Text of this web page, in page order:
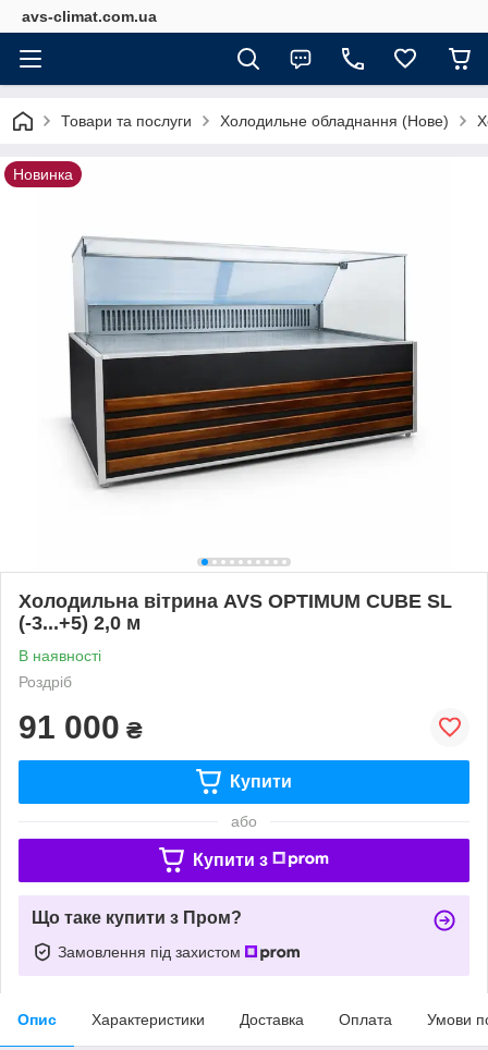
avs-climat.com.ua
Товари та послуги Холодильне обладнання (Нове)
Новинка
Холодильна вітрина AVS OPTIMUM CUBE SL
(-3...+5) 2,0 м
В наявності
Роздріб
91 000 ₴
Купити
або
Купити з
Що таке купити з Пром?
Замовлення під захистом
Опис Характеристики Доставка Оплата Умови